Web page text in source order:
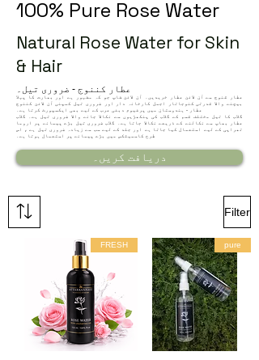
100% Pure Rose Water
Natural Rose Water for Skin
& Hair
عطار کننوج - ضروری تیل۔
عطار قنوج سے آن لائن عطار خریدیں۔ آن لائن شاپ جو کہ مشہور ہے اور بھارت کا پہلا
بیچنے والا قدرتی کنوجاتار اجمل کارخانہ دار اور ضروری تیل کمپنی آن لائن کننوج
عطار - ہندوستان میں پرفیوم دبئی عرب کے لیے بھی ایکسپورٹ کرتا ہے۔
گلاب کا تیل مختلف قسم کے گلاب کی پنکھڑیوں سے نکالا جانے والا ضروری تیل ہے۔ گلاب
عطار بھاپ سے نکالنے کے ذریعے نکالا جاتا ہے۔ گلاب ضروری تیل بڑے پیمانے پر اروما
تھراپی کے لیے استعمال کیا جاتا ہے اور جلد کے لیے سب سے زیادہ ضروری تیل ہے ، اس
طرح کاسمیٹکس میں بڑے پیمانے پر استعمال ہوتا ہے۔
دریافت کریں۔
Filter
pure
FRESH